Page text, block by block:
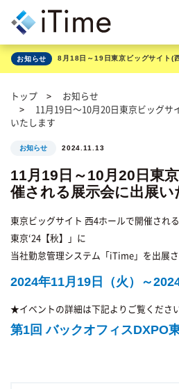
お知らせ
トップ
お知らせ
11月19日～10月20日東京ビッグ
いたします
お知らせ 2024.11.13
11月19日～10月20日東
催される展示会に出展い
東京ビッグサイト 西4ホールで開催され
東京‘24【秋】」に
当社勤怠管理システム「iTime」を出展さ
2024年11月19日（火）～
★イベントの詳細は下記よりご覧くださ
第1回 バックオフィスDXPO東